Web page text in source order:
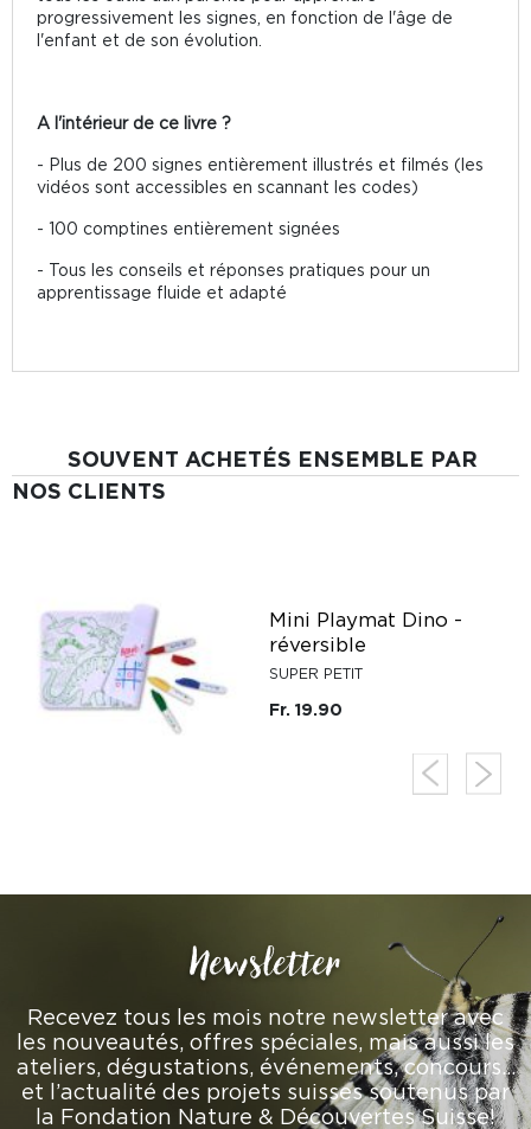
progressivement les signes, en fonction de l'âge de
l'enfant et de son évolution.
A l'intérieur de ce livre ?
- Plus de 200 signes entièrement illustrés et filmés (les
vidéos sont accessibles en scannant les codes)
- 100 comptines entièrement signées
- Tous les conseils et réponses pratiques pour un
apprentissage fluide et adapté
SOUVENT ACHETÉS ENSEMBLE PAR
NOS CLIENTS
Mini Playmat Dino -
réversible
SUPER PETIT
Fr. 19.90
Newsletter
Recevez tous les mois notre newsletter avec
les nouveautés, offres spéciales, mais aussi les
ateliers, dégustations, événements, concours…
et l’actualité des projets suisses soutenus par
la Fondation Nature & Découvertes Suisse!